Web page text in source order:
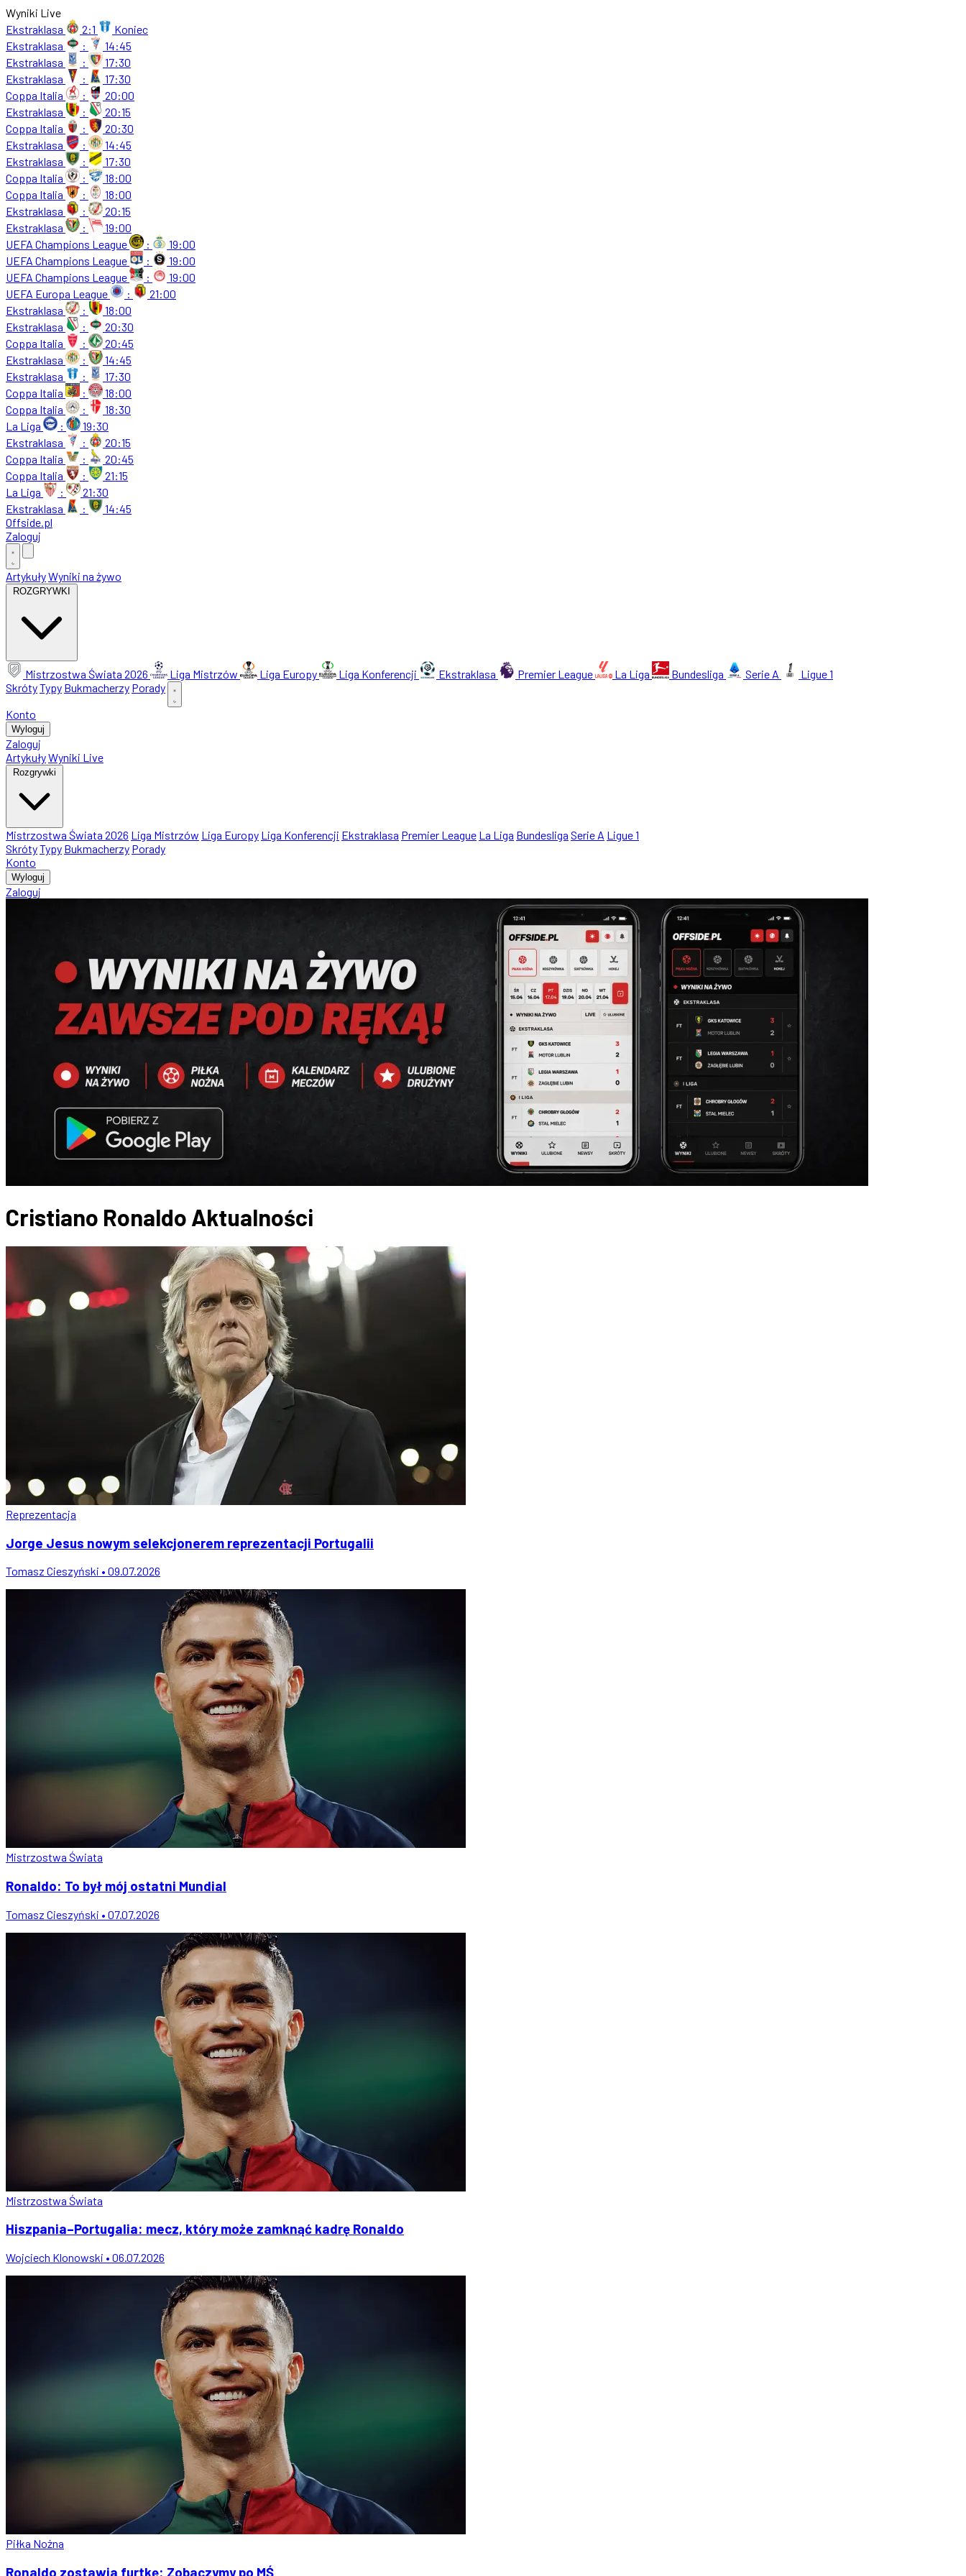
Wyniki Live
Ekstraklasa
2:1
Koniec
Ekstraklasa
:
14:45
Ekstraklasa
:
17:30
Ekstraklasa
:
17:30
Coppa Italia
:
20:00
Ekstraklasa
:
20:15
Coppa Italia
:
20:30
Ekstraklasa
:
14:45
Ekstraklasa
:
17:30
Coppa Italia
:
18:00
Coppa Italia
:
18:00
Ekstraklasa
:
20:15
Ekstraklasa
:
19:00
UEFA Champions League
:
19:00
UEFA Champions League
:
19:00
UEFA Champions League
:
19:00
UEFA Europa League
:
21:00
Ekstraklasa
:
18:00
Ekstraklasa
:
20:30
Coppa Italia
:
20:45
Ekstraklasa
:
14:45
Ekstraklasa
:
17:30
Coppa Italia
:
18:00
Coppa Italia
:
18:30
La Liga
:
19:30
Ekstraklasa
:
20:15
Coppa Italia
:
20:45
Coppa Italia
:
21:15
La Liga
:
21:30
Ekstraklasa
:
14:45
Offside.pl
Zaloguj
ArtykułyWyniki na żywo
ROZGRYWKI
Mistrzostwa Świata 2026 Liga Mistrzów Liga Europy Liga Konferencji Ekstraklasa Premier League La Liga Bundesliga Serie A
Ligue 1
SkrótyTypy Bukmacherzy Porady
Konto
Wyloguj
Zaloguj
ArtykułyWyniki Live
Rozgrywki
Mistrzostwa Świata 2026 Liga Mistrzów Liga Europy Liga Konferencji Ekstraklasa Premier League La Liga Bundesliga Serie A Ligue 1
SkrótyTypy Bukmacherzy Porady
Konto
Wyloguj
Zaloguj
Cristiano Ronaldo Aktualności
Reprezentacja
Jorge Jesus nowym selekcjonerem reprezentacji Portugalii
Tomasz Cieszyński • 09.07.2026
Mistrzostwa Świata
Ronaldo: To był mój ostatni Mundial
Tomasz Cieszyński • 07.07.2026
Mistrzostwa Świata
Hiszpania–Portugalia: mecz, który może zamknąć kadrę Ronaldo
Wojciech Klonowski • 06.07.2026
Piłka Nożna
Ronaldo zostawia furtkę: Zobaczymy po MŚ